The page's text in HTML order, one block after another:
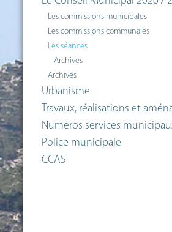
Les commissions municipales
Les commissions communales
Les séances
Archives
Archives
Urbanisme
Travaux, réalisations et
Numéros services
Police municipale
CCAS